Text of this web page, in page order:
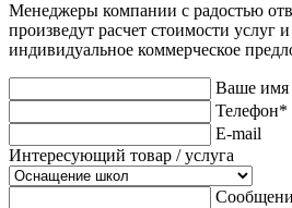
Менеджеры компании с радостью
произведут расчет стоимости услуг
индивидуальное коммерческое
Ваше имя
Телефон*
E-mail
Интересующий товар / услуга